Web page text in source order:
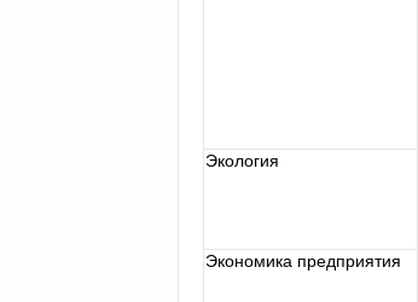
Экология
Экономика предприятия